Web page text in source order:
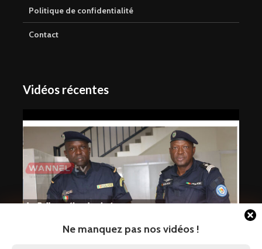
Ne manquez pas nos vidéos !
Politique de confidentialité
Contact
Vidéos récentes
La Police nationale alerte sur une